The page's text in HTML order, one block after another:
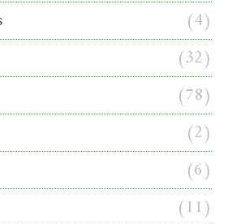
(4)
(32)
(78)
(2)
(6)
(11)